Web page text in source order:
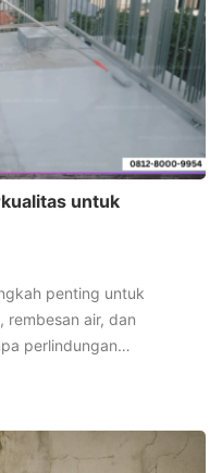
untuk
penting untuk
rembesan air, dan
perlindungan…